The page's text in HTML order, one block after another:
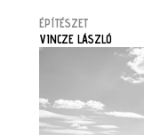
ÉPÍTÉSZET
VINCZE LÁSZLÓ